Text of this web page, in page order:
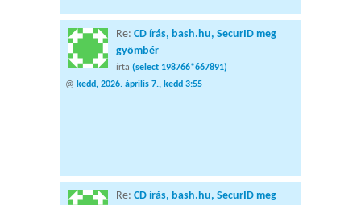
Re: CD írás, bash.hu, SecurID meg
gyömbér
írta (select 198766*667891)
@ kedd, 2026. április 7., kedd 3:55
Re: CD írás, bash.hu, SecurID meg